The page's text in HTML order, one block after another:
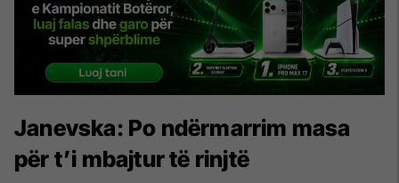
Janevska: Po ndërmarrim masa
për t’i mbajtur të rinjtë